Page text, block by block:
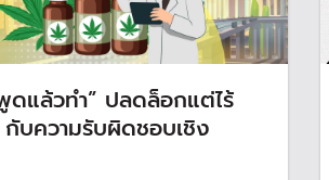
แล้วทำ” ปลดล็อกแต่ไร้
บความรับผิดชอบเชิง